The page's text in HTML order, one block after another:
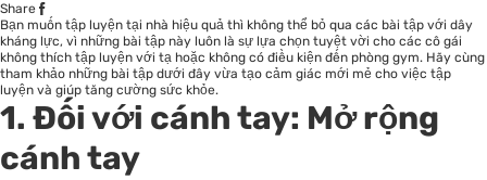
Share
Bạn muốn tập luyện tại nhà hiệu quả thì không thể bỏ qua các bài tập với dây
kháng lực, vì những bài tập này luôn là sự lựa chọn tuyệt vời cho các cô gái
không thích tập luyện với tạ hoặc không có điều kiện đến phòng gym. Hãy cùng
tham khảo những bài tập dưới đây vừa tạo cảm giác mới mẻ cho việc tập
luyện và giúp tăng cường sức khỏe.
1. Đối với cánh tay: Mở rộng
cánh tay